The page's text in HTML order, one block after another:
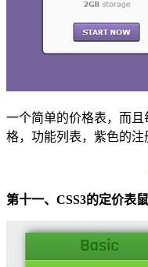
一个简单的价格表，而
格，功能列表，紫色的注
第十一、CSS3的定价表